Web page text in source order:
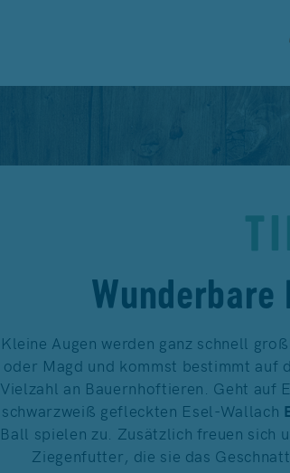
Wunderbare
Kleine Augen werden ganz schnell
oder Magd und kommst bestimmt auf
Vielzahl an Bauernhoftieren. Geht auf
schwarzweiß gefleckten Esel-Wallach
Ball spielen zu. Zusätzlich freuen sich
Ziegenfutter, die sie das